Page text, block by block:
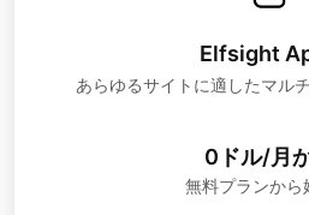
Elfsight
あらゆるサイトに適したマル
0ドル/月
無料プランから